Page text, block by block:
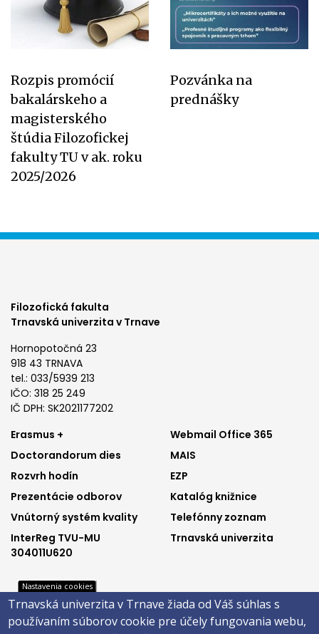
Rozpis promócií
bakalárskeho a
magisterského
štúdia Filozofickej
fakulty TU v ak. roku
2025/2026
Pozvánka na
prednášky
Filozofická fakulta
Trnavská univerzita v Trnave
Hornopotočná 23
918 43 TRNAVA
tel.: 033/5939 213
IČO: 318 25 249
IČ DPH: SK2021177202
Footer
menu
1
Erasmus +
Doctorandorum dies
Rozvrh hodín
Prezentácie odborov
Vnútorný systém kvality
InterReg TVU-MU
304011U620
Footer
menu
2
Webmail Office 365
MAIS
EZP
Katalóg knižnice
Telefónny zoznam
Trnavská univerzita
Footer
Katalóg knižnice
Telefónny zoznam
FooterE-shop
Facebook
Nastavenia cookies
Trnavská univerzita v Trnave žiada od Váš súhlas s
používaním súborov cookie pre účely fungovania webu,